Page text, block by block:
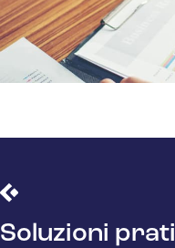
Soluzioni